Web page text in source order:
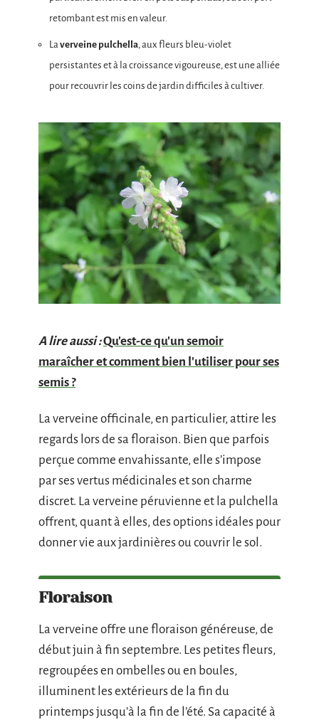
retombant est mis en valeur.
La verveine pulchella, aux fleurs bleu-violet
persistantes et à la croissance vigoureuse, est une alliée
pour recouvrir les coins de jardin difficiles à cultiver.
A lire aussi :Qu'est-ce qu'un semoir
maraîcher et comment bien l'utiliser pour ses
semis ?
La verveine officinale, en particulier, attire les
regards lors de sa floraison. Bien que parfois
perçue comme envahissante, elle s’impose
par ses vertus médicinales et son charme
discret. La verveine péruvienne et la pulchella
offrent, quant à elles, des options idéales pour
donner vie aux jardinières ou couvrir le sol.
Floraison
La verveine offre une floraison généreuse, de
début juin à fin septembre. Les petites fleurs,
regroupées en ombelles ou en boules,
illuminent les extérieurs de la fin du
printemps jusqu’à la fin de l’été. Sa capacité à